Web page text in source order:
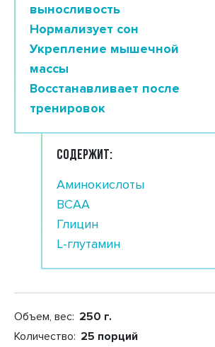
выносливость
Нормализует сон
Укрепление мышечной
массы
Восстанавливает после
тренировок
СОДЕРЖИТ:
Аминокислоты
BCAA
Глицин
L-глутамин
Объем, вес: 250 г.
Количество: 25 порций